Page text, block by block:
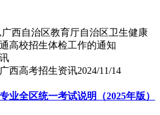
西自治区教育厅自治区卫生健康
高校招生体检工作的通知
西高考招生资讯2024/11/14
业全区统一考试说明（2025年版）